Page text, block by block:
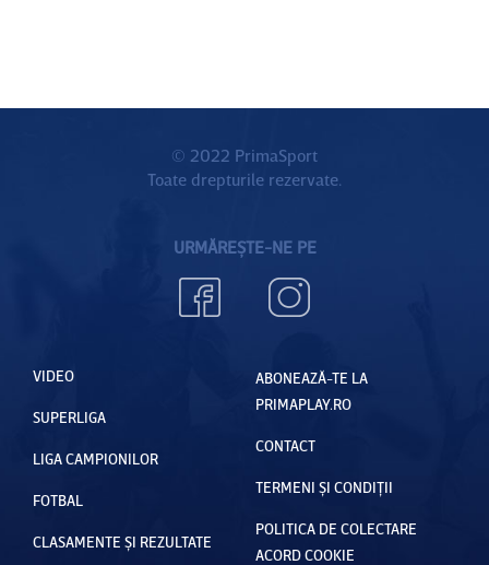
© 2022 PrimaSport
Toate drepturile rezervate.
URMĂREȘTE-NE PE
VIDEO
SUPERLIGA
LIGA CAMPIONILOR
FOTBAL
CLASAMENTE ȘI REZULTATE
ABONEAZĂ-TE LA
PRIMAPLAY.RO
CONTACT
TERMENI ȘI CONDIȚII
POLITICA DE COLECTARE
ACORD COOKIE